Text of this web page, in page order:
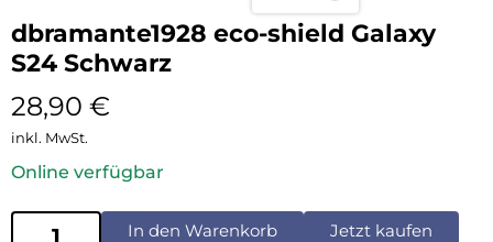
dbramante1928 eco-shield Galaxy
S24 Schwarz
28,90 €
inkl. MwSt.
Online verfügbar
In den Warenkorb Jetzt kaufen